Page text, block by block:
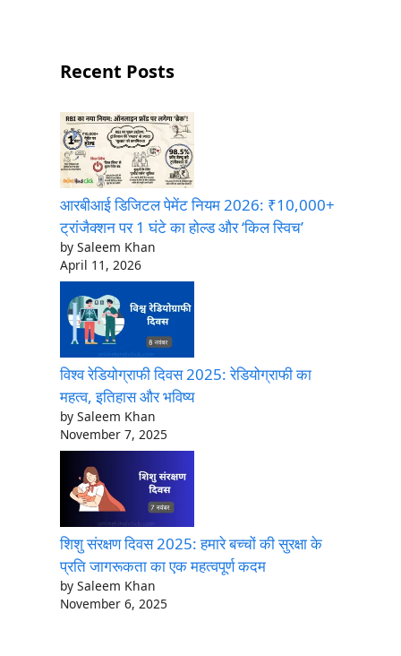
Recent Posts
आरबीआई डिजिटल पेमेंट नियम 2026: ₹10,000+
ट्रांजैक्शन पर 1 घंटे का होल्ड और ‘किल स्विच’
by Saleem Khan
April 11, 2026
विश्व रेडियोग्राफी दिवस 2025: रेडियोग्राफी का
महत्व, इतिहास और भविष्य
by Saleem Khan
November 7, 2025
शिशु संरक्षण दिवस 2025: हमारे बच्चों की सुरक्षा के
प्रति जागरूकता का एक महत्वपूर्ण कदम
by Saleem Khan
November 6, 2025